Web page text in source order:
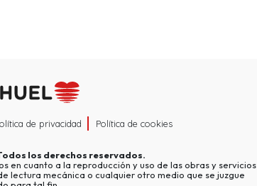
de privacidad Política de cookies
los derechos reservados.
en cuanto a la reproducción y uso de las obras y servicios
lectura mecánica o cualquier otro medio que se juzgue